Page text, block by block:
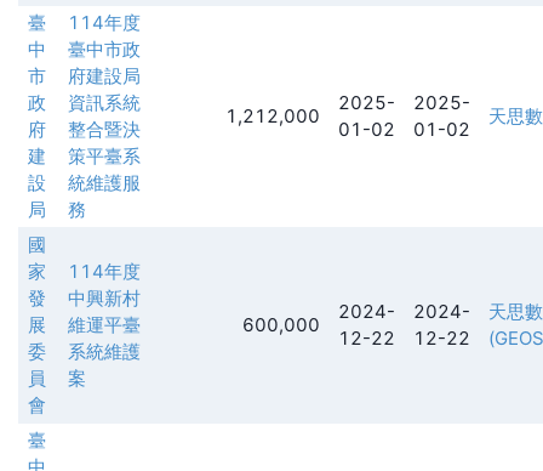
臺
中
市
政
府
建
設
局
114年度
臺中市政
府建設局
資訊系統
整合暨決
策平臺系
統維護服
務
1,212,000
2025-
01-02
2025-
01-02
天思
國
家
發
展
委
員
會
114年度
中興新村
維運平臺
系統維護
案
600,000
2024-
12-22
2024-
12-22
天思
臺